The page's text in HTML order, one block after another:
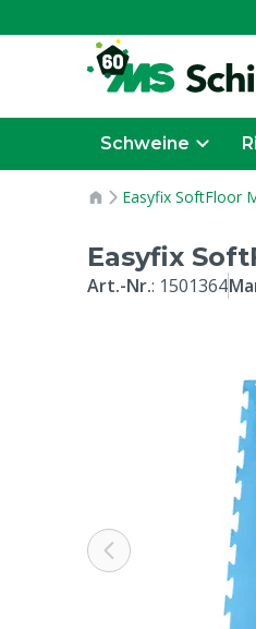
Schweine
Easyfix SoftFloor
Easyfix
Art.-Nr.: 1501364